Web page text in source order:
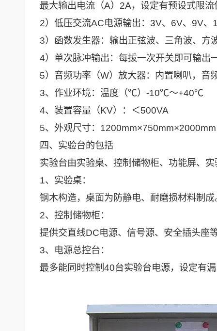
最大输出电流（A）2A，设定有预设式限
2）低压交流AC电源输出：3V、6V、9V
3）函数发生器：输出正弦波、三角波、
4）单次脉冲输出：每拔一次开关即可输出
5）音频功率（W）放大器：内置喇叭，音
3、作业环境：温度（℃）-10℃～+40℃
4、装置容量（KV）：＜500VA
5、外观尺寸：1200mm×750mm×2000mm
四、实验台的包括
实验台由实验桌、控制储物柜、功能屏、
1、实验桌：
钢木构造，桌面为防静电、耐磨损材料制成
2、控制储物柜：
提供交直线DC电源、信号源、安全插头座
3、电源总控台：
最多能同时控制40台实验台电源，设定有